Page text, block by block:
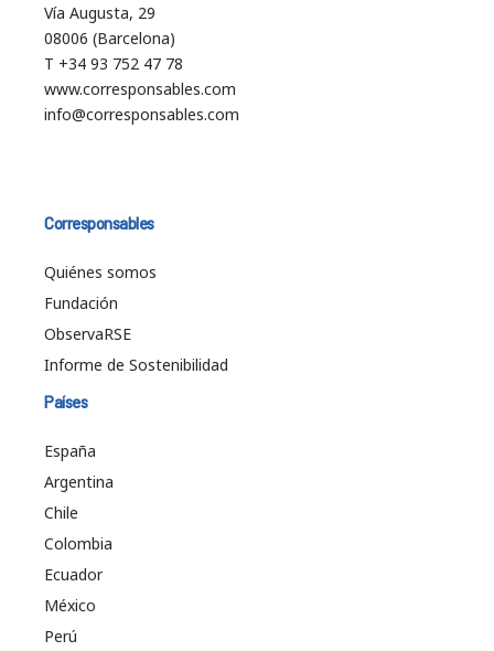
Vía Augusta, 29
08006 (Barcelona)
T +34 93 752 47 78
www.corresponsables.com
info@corresponsables.com
Corresponsables
Quiénes somos
Fundación
ObservaRSE
Informe de Sostenibilidad
Países
España
Argentina
Chile
Colombia
Ecuador
México
Perú